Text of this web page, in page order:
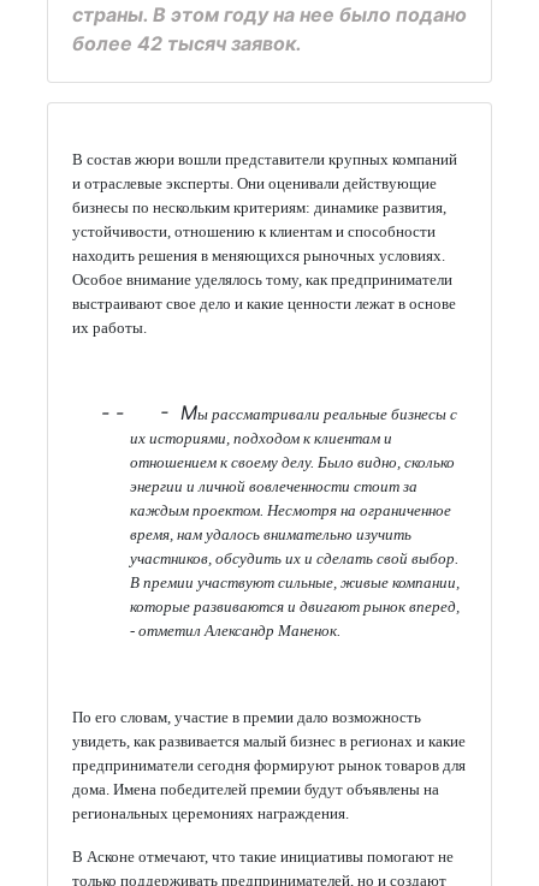
страны. В этом году на нее было подано
более 42 тысяч заявок.
В состав жюри вошли представители крупных компаний
и отраслевые эксперты. Они оценивали действующие
бизнесы по нескольким критериям: динамике развития,
устойчивости, отношению к клиентам и способности
находить решения в меняющихся рыночных условиях.
Особое внимание уделялось тому, как предприниматели
выстраивают свое дело и какие ценности лежат в основе
их работы.
- - - Мы рассматривали реальные бизнесы с
их историями, подходом к клиентам и
отношением к своему делу. Было видно, сколько
энергии и личной вовлеченности стоит за
каждым проектом. Несмотря на ограниченное
время, нам удалось внимательно изучить
участников, обсудить их и сделать свой выбор.
В премии участвуют сильные, живые компании,
которые развиваются и двигают рынок вперед,
- отметил Александр Маненок.
По его словам, участие в премии дало возможность
увидеть, как развивается малый бизнес в регионах и какие
предприниматели сегодня формируют рынок товаров для
дома. Имена победителей премии будут объявлены на
региональных церемониях награждения.
В Асконе отмечают, что такие инициативы помогают не
только поддерживать предпринимателей, но и создают